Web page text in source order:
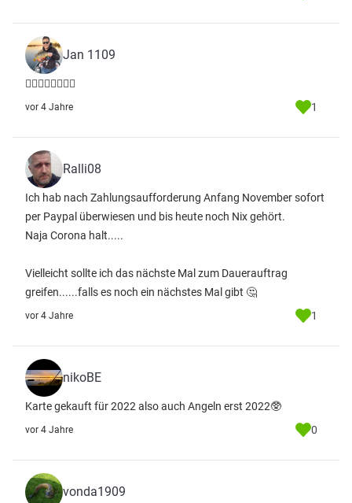
Jan 1109
👌🏻👌🏻👍🏻👍🏻
vor 4 Jahre 1
Ralli08
Ich hab nach Zahlungsaufforderung Anfang November sofort
per Paypal überwiesen und bis heute noch Nix gehört.
Naja Corona halt.....
Vielleicht sollte ich das nächste Mal zum Dauerauftrag
greifen......falls es noch ein nächstes Mal gibt 🤔
vor 4 Jahre 1
nikoBE
Karte gekauft für 2022 also auch Angeln erst 2022🥸
vor 4 Jahre 0
vonda1909